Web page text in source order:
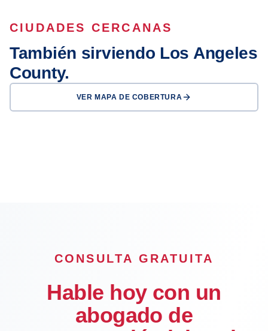
CIUDADES CERCANAS
También sirviendo Los Angeles
County.
VER MAPA DE COBERTURA
CONSULTA GRATUITA
Hable hoy con un
abogado de